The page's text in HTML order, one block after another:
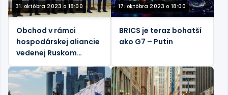
31. októbra 2023 o 18:00
Obchod v rámci
hospodárskej aliancie
vedenej Ruskom
minister
17. októbra 2023 o 18:00
BRICS je teraz bohatší
ako G7 – Putin